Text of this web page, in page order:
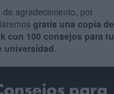
de agradecimiento, por
gratis una copia de
con 100 consejos para tu
universidad.